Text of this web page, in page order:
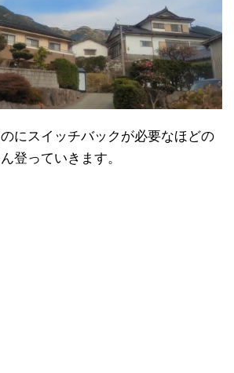
にスイッチバックが必要なほどの
登っていきます。